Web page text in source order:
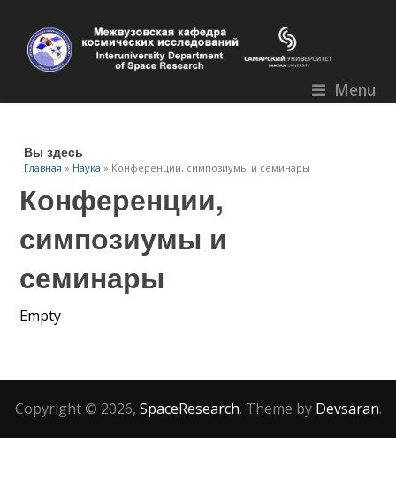
Menu
Вы здесь
Главная » Наука » Конференции, симпозиумы и семинары
Конференции,
симпозиумы и
семинары
Empty
Copyright © 2026, SpaceResearch. Theme by Devsaran.